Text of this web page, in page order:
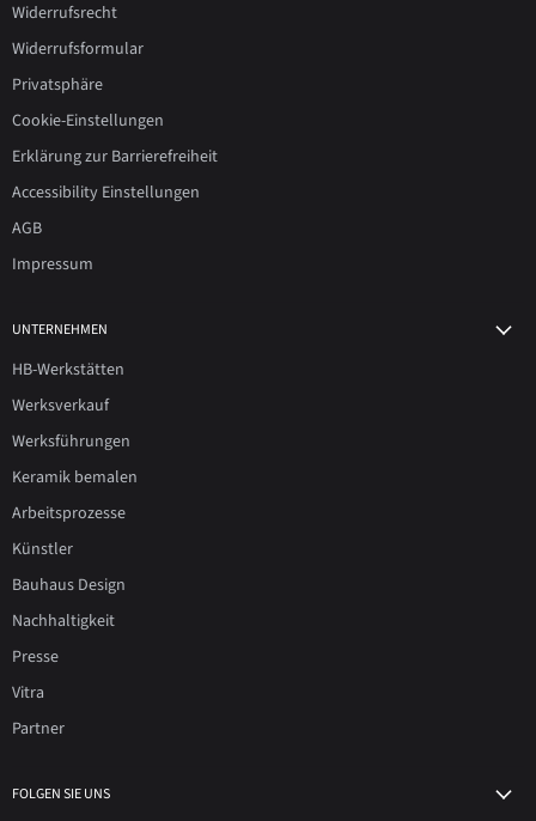
Widerrufsrecht
Widerrufsformular
Privatsphäre
Cookie-Einstellungen
Erklärung zur Barrierefreiheit
Accessibility Einstellungen
AGB
Impressum
UNTERNEHMEN
HB-Werkstätten
Werksverkauf
Werksführungen
Keramik bemalen
Arbeitsprozesse
Künstler
Bauhaus Design
Nachhaltigkeit
Presse
Vitra
Partner
FOLGEN SIE UNS